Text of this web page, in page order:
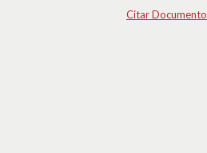
Citar Documento